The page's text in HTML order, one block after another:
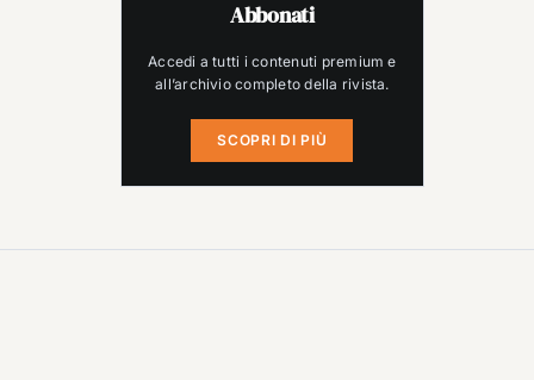
Abbonati
Accedi a tutti i contenuti premium e
all’archivio completo della rivista.
SCOPRI DI PIÙ